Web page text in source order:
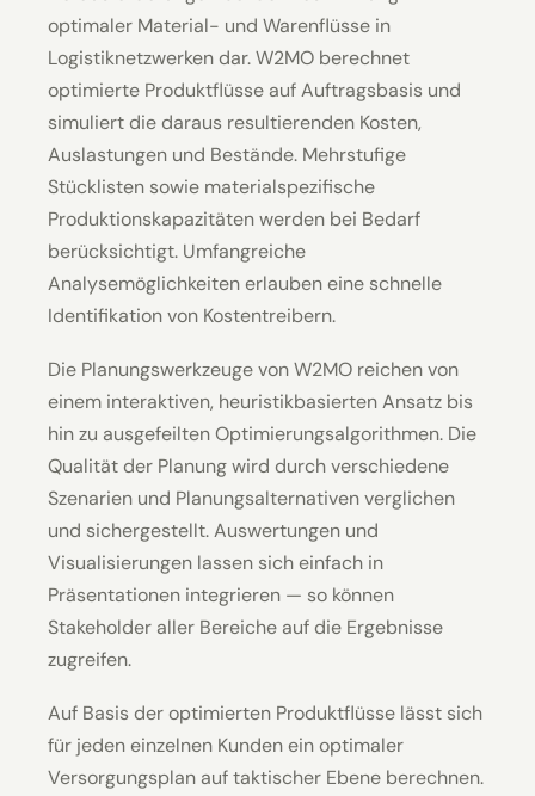
optimaler Material- und Warenflüsse in
Logistiknetzwerken dar. W2MO berechnet
optimierte Produktflüsse auf Auftrags­basis und
simuliert die daraus resultierenden Kosten,
Auslastungen und Bestände. Mehrstufige
Stücklisten sowie material­spezifische
Produktionskapazitäten werden bei Bedarf
berücksichtigt. Umfangreiche
Analysemöglichkeiten erlauben eine schnelle
Identifikation von Kostentreibern.
Die Planungswerkzeuge von W2MO reichen von
einem interaktiven, heuristik­basierten Ansatz bis
hin zu ausgefeilten Optimierungsalgorithmen. Die
Qualität der Planung wird durch verschiedene
Szenarien und Planungs­alternativen verglichen
und sichergestellt. Auswertungen und
Visualisierungen lassen sich einfach in
Präsentationen integrieren — so können
Stakeholder aller Bereiche auf die Ergebnisse
zugreifen.
Auf Basis der optimierten Produktflüsse lässt sich
für jeden einzelnen Kunden ein optimaler
Versorgungs­plan auf taktischer Ebene berechnen.